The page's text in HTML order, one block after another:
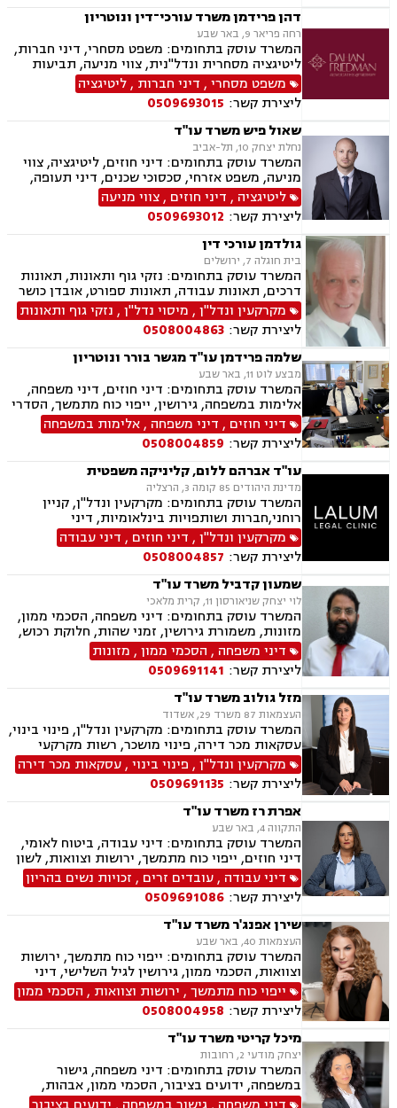
דהן פרידמן משרד עורכי־דין ונוטריון
רחה פריאר 9, באר שבע
המשרד עוסק בתחומים: משפט מסחרי, דיני חברות,
ליטיגציה מסחרית ונדל"נית, צווי מניעה, תביעות
מקרקעין, דיני חוזים, ייפוי כוח מתמשך, ירושות
וצוואות, מסחר בינלאומי, משפט אזרחי, סכסוכי
שכנים, דיני עבודה, הסכמי ממון, מיסוי עירוני, מיסוי
נדל"ן, ארנונה, היטל פיתוח, היטל השבחה, נוטריון.
משפט מסחרי, דיני חברות ,ליטיגציה
ליצירת קשר: 0509693015
שאול פיש משרד עו"ד
נחלת יצחק 10, תל-אביב
המשרד עוסק בתחומים: דיני חוזים, ליטיגציה, צווי
מניעה, משפט אזרחי, סכסוכי שכנים, דיני תעופה,
נזקי רכוש, דיני צרכנות ותיירות, קניין רוחני, זכויות
יוצרים, הגנת הפרטיות, תביעות ייצוגיות, לשון הרע,
פינוי מושכר
ליטיגציה , דיני חוזים ,צווי מניעה
ליצירת קשר: 0509693012
גולדמן עורכי דין
בית חוגלה 7, ירושלים
המשרד עוסק בתחומים: נזקי גוף ותאונות, תאונות
דרכים, תאונות עבודה, תאונות ספורט, אובדן כושר
עבודה, תאונות עקב רשלנות, תביעות ביטוח ונזקי
רכוש, ביטוח לאומי, רשלנות רפואית, מקרקעין
ונדל"ן, אזרחות זרה ודרכון זר, דיני חוזים, דיני
ספורט, לשון הרע, ירושות וצוואות, מיסוי נדל"ן.
מקרקעין ונדל"ן, מיסוי נדל"ן, נזקי גוף ותאונות
ליצירת קשר: 0508004863
שלמה פרידמן עו"ד מגשר בורר ונוטריון
מבצע לוט 11, באר שבע
המשרד עוסק בתחומים: דיני חוזים, דיני משפחה,
אלימות במשפחה, גירושין, ייפוי כוח מתמשך, הסדרי
ראיה, מזונות, ירושות וצוואות, הסכמי ממון, גישור
במשפחה, חדלות פירעון, דיני עבודה, זכויות נשים
בהריון, עסקאות מכר דירה
דיני חוזים , דיני משפחה ,אלימות במשפחה
ליצירת קשר: 0508004859
עו"ד אברהם ללום, קליניקה משפטית
מדינת היהודים 85 קומה 3, הרצליה
המשרד עוסק בתחומים: מקרקעין ונדל"ן, קניין
רוחני,חברות ושותפויות בינלאומיות, דיני
חברות,מיסוי בינלאומי ותכנון מס,בינה מלאכותית
(AI) וטכנולוגיה,יישוב סכסוכים ,ביטחון וניהול
משברים,,ייעוץ רגולטורי וחקיקה
מקרקעין ונדל"ן, דיני חוזים , דיני עבודה
ליצירת קשר: 0508004857
שמעון קדביל משרד עו"ד
לוי יצחק שניאורסון 11, קרית מלאכי
המשרד עוסק בתחומים: דיני משפחה, הסכמי ממון,
מזונות, משמורת גירושין, זמני שהות, חלוקת רכוש,
מעמד אישי, ניכור הורי, העברת בין דורית, ירושות
וצוואות, ייפוי כוח מתמשך, דיני חוזים, נדל"ן
ומקרקעין, עסקאות מכר דירה, פינוי מושכר
דיני משפחה , הסכמי ממון, מזונות
ליצירת קשר: 0509691141
מזל גולוב משרד עו"ד
העצמאות 87 משרד 29, אשדוד
המשרד עוסק בתחומים: מקרקעין ונדל"ן, פינוי בינוי,
עסקאות מכר דירה, פינוי מושכר, רשות מקרקעי
ישראל, בתים משותפים, ירושות וצוואות, ייפוי כוח
מתמשך, ייצוג רכישה מקבלן (יד ראשונה), חוזים,
הסכמי ממון
מקרקעין ונדל"ן, פינוי בינוי,עסקאות מכר דירה
ליצירת קשר: 0509691135
אפרת רז משרד עו"ד
התקווה 4, באר שבע
המשרד עוסק בתחומים: דיני עבודה, ביטוח לאומי,
דיני חוזים, ייפוי כוח מתמשך, ירושות וצוואות, לשון
הרע, מקרקעין ונדל"ן, נזקי גוף ותאונות
דיני עבודה ,עובדים זרים , זכויות נשים בהריון
ליצירת קשר: 0509691086
שירן אפנג'ר משרד עו"ד
העצמאות 40, באר שבע
המשרד עוסק בתחומים: ייפוי כוח מתמשך, ירושות
וצוואות, הסכמי ממון, גירושין לגיל השלישי, דיני
חוזים, מקרקעין ונדל"ן, ליקויי בנייה, עסקאות מכר
דירה, פינוי מושכר, משפט אזרחי, חדלות פירעון
ייפוי כוח מתמשך, ירושות וצוואות , הסכמי ממון
ליצירת קשר: 0508004958
מיכל קריטי משרד עו"ד
יצחק מודעי 2, רחובות
המשרד עוסק בתחומים: דיני משפחה, גישור
במשפחה, ידועים בציבור, הסכמי ממון, אבהות,
מזונות, משמורת משותפת, גירושין, הורות חד